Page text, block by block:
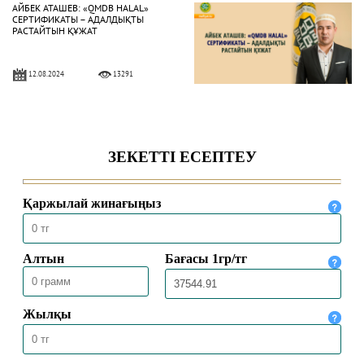
АЙБЕК АТАШЕВ: «QMDB HALAL»
СЕРТИФИКАТЫ – АДАЛДЫҚТЫ
РАСТАЙТЫН ҚҰЖАТ
12.08.2024 13291
13.07.2024 13572
ДӘСТҮРЛІ ДІННІҢ УЫЗЫНА
ЖАРЫҒАН ҰРПАҚ ЖАТ АҒЫМҒА
ТӨТЕП БЕРЕ АЛАДЫ
06.03.2024